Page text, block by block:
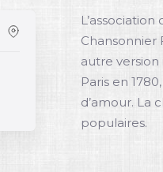
Chansonnier
autre version
Paris en
d’amour. La
populaires.